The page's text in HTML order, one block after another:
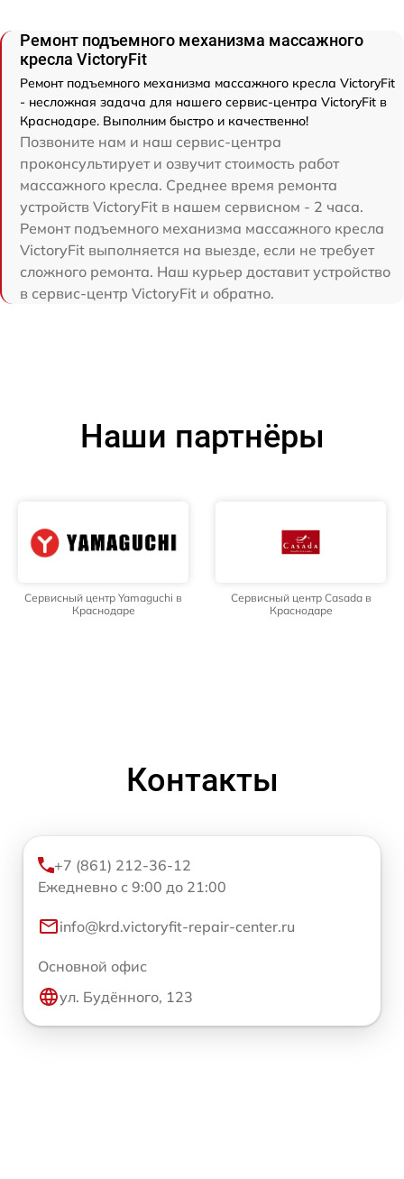
Ремонт подъемного механизма массажного
кресла VictoryFit
Ремонт подъемного механизма массажного кресла VictoryFit
- несложная задача для нашего сервис-центра VictoryFit в
Краснодаре. Выполним быстро и качественно!
Позвоните нам и наш сервис-центра
проконсультирует и озвучит стоимость работ
массажного кресла. Среднее время ремонта
устройств VictoryFit в нашем сервисном - 2 часа.
Ремонт подъемного механизма массажного кресла
VictoryFit выполняется на выезде, если не требует
сложного ремонта. Наш курьер доставит устройство
в сервис-центр VictoryFit и обратно.
Наши партнёры
Сервисный центр Yamaguchi в
Краснодаре
Сервисный центр Casada в
Краснодаре
Контакты
+7 (861) 212-36-12
Ежедневно с 9:00 до 21:00
info@krd.victoryfit-repair-center.ru
Основной офис
ул. Будённого, 123